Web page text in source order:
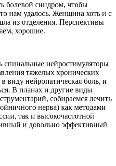
болевой синдром, чтобы
нам удалось. Женщина хоть и с
из отделения. Перспективы
хорошие.
спинальные нейростимуляторы
тяжелых хронических
виду нейропатическая боль, и
В планах и другие виды
собираемся лечить
нерва) как методами
так и высокочастотной
и довольно эффективный